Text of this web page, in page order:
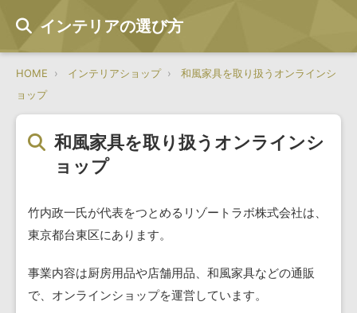
インテリアの選び方
HOME インテリアショップ
和風家具を取り扱うオンラインシ
ョップ
和風家具を取り扱うオンラインシ
ョップ
竹内政一氏が代表をつとめるリゾートラボ株式会社は、
東京都台東区にあります。
事業内容は厨房用品や店舗用品、和風家具などの通販
で、オンラインショップを運営しています。